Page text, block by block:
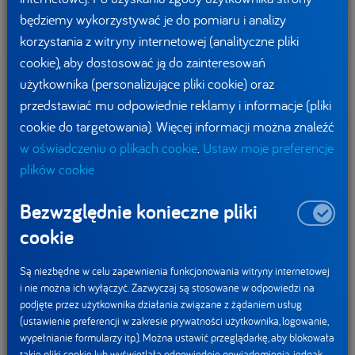
25 tysięcy powodów, by rozmawiać o jelitach
Od 8 maja do 21 czerwca wystawę odwiedziło ponad 25
tysięcu osób. Ogromne zainteresowanie instalacją pokazuje,
że Polacy chcą lepiej rozumieć swoje zdrowie i szukają
rzetelnych informacji na temat funkcjonowania organizmu.
To szczególnie ważne w obszarze zdrowia jelit, który wciąż
pozostaje dla wielu osób tematem pełnym pytań
edukacyjne, które w przystępny sposób przybliżają
najnowszą wiedzę naukową oraz pomagają przekładać ją na
Dlaczego zdrowie jelit jest tak ważne?
To, co dzieje się w jelitach, jest jednym z najbardziej
złożonych i jednocześnie kluczowych procesów w całym
będziemy wykorzystywać je do pomiaru i analizy
korzystania z witryny internetowej (analityczne pliki
cookie), aby dostosować ją do zainteresowań
użytkownika (personalizujące pliki cookie) oraz
przedstawiać mu odpowiednie reklamy i informacje (pliki
cookie do targetowania). Więcej informacji można znaleźć
w oświadczeniu o plikach cookie. Ustaw moje preferencje
plików cookie
Bezwzględnie konieczne pliki
cookie
Są niezbędne w celu zapewnienia funkcjonowania witryny internetowej
i nie można ich wyłączyć. Zazwyczaj są stosowane w odpowiedzi na
podjęte przez użytkownika działania związane z żądaniem usług
(ustawienie preferencji w zakresie prywatności użytkownika, logowanie,
wypełnianie formularzy itp.). Można ustawić przeglądarkę, aby blokowała